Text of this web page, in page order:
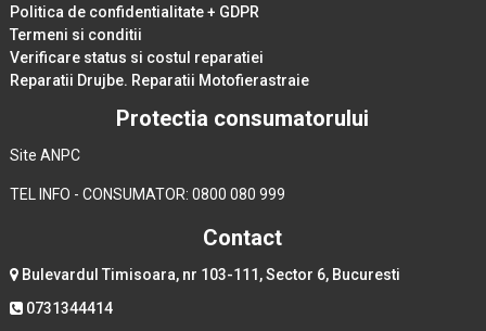
Politica de confidentialitate + GDPR
Termeni si conditii
Verificare status si costul reparatiei
Reparatii Drujbe. Reparatii Motofierastraie
Protectia consumatorului
Site ANPC
TEL INFO - CONSUMATOR: 0800 080 999
Contact
Bulevardul Timisoara, nr 103-111, Sector 6, Bucuresti
0731344414